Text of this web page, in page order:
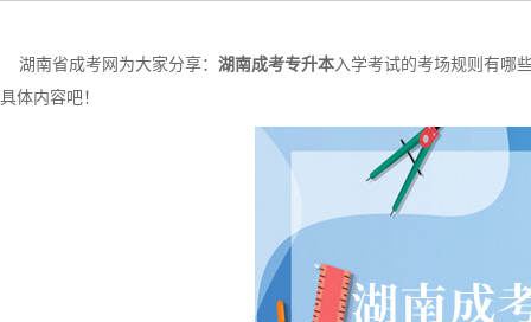
湖南省成考网为大家分享： 湖南成考专升本入学考试的考场规则有哪
具体内容吧！